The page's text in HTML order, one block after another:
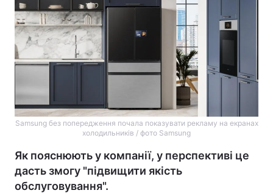
Samsung без попередження почала показувати рекламу на екранах
холодильників / фото Samsung
Як пояснюють у компанії, у перспективі це
дасть змогу "підвищити якість
обслуговування".